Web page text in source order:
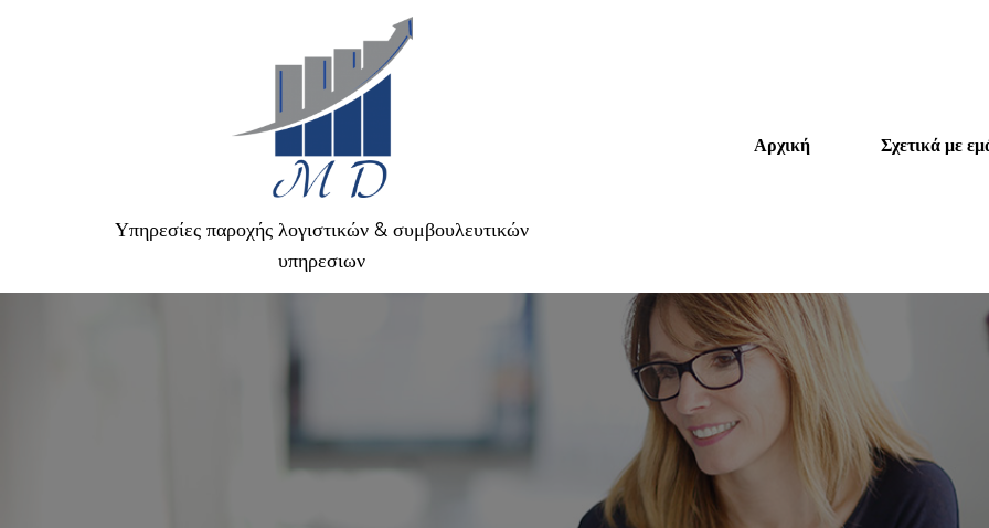
Υπηρεσίες παροχής λογιστικών & συμβουλευτικών
υπηρεσιων
Αρχική Σχετικά με